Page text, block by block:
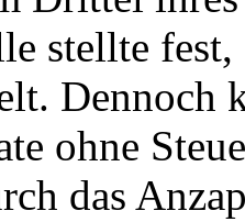
stellte
Dennoch
ohne
das